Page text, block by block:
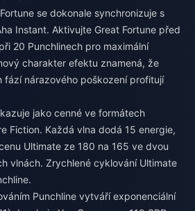
se dokonale synchronizuje s
Instant. Aktivujte Great Fortune před
20 Punchlinech pro maximální
charakter efektu znamená, že
fází nárazového poškození profitují
jako cenné ve formátech
Fiction. Každá vlna dodá 15 energie,
Ultimate ze 180 na 165 ve dvou
vlnách. Zrychlené cyklování Ultimate
Punchline vytváří exponenciální